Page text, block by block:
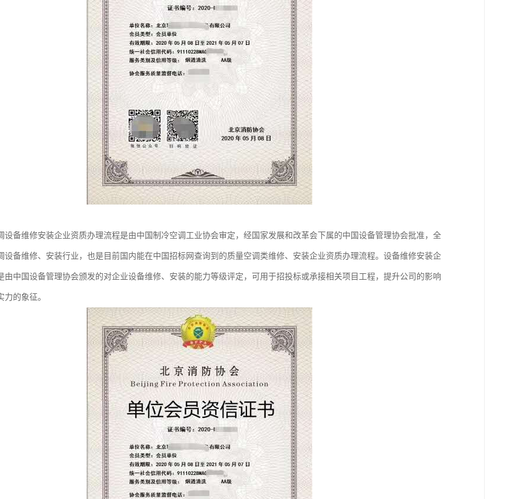
设备维修安装企业资质办理流程是由中国制冷空调工业协会审定，经国家发展和改革会下属的中国设备管理协会批准，全
设备维修、安装行业，也是目前国内能在中国招标网查询到的质量空调类维修、安装企业资质办理流程。设备维修安装企
由中国设备管理协会颁发的对企业设备维修、安装的能力等级评定，可用于招投标或承接相关项目工程，提升公司的影响
力的象征。